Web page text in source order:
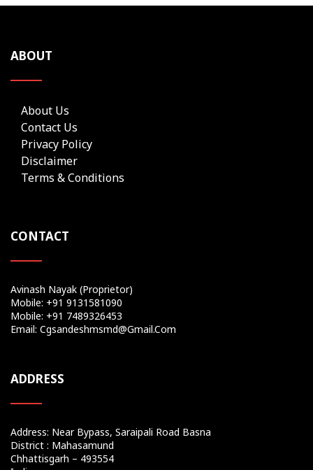
ABOUT
About Us
Contact Us
Privacy Policy
Disclaimer
Terms & Conditions
CONTACT
Avinash Nayak (Proprietor)
Mobile: +91 9131581090
Mobile: +91 7489326453
Email: Cgsandeshmsmd@gmail.com
ADDRESS
Address: Near Bypass, Saraipali Road Basna
District : Mahasamund
Chhattisgarh – 493554